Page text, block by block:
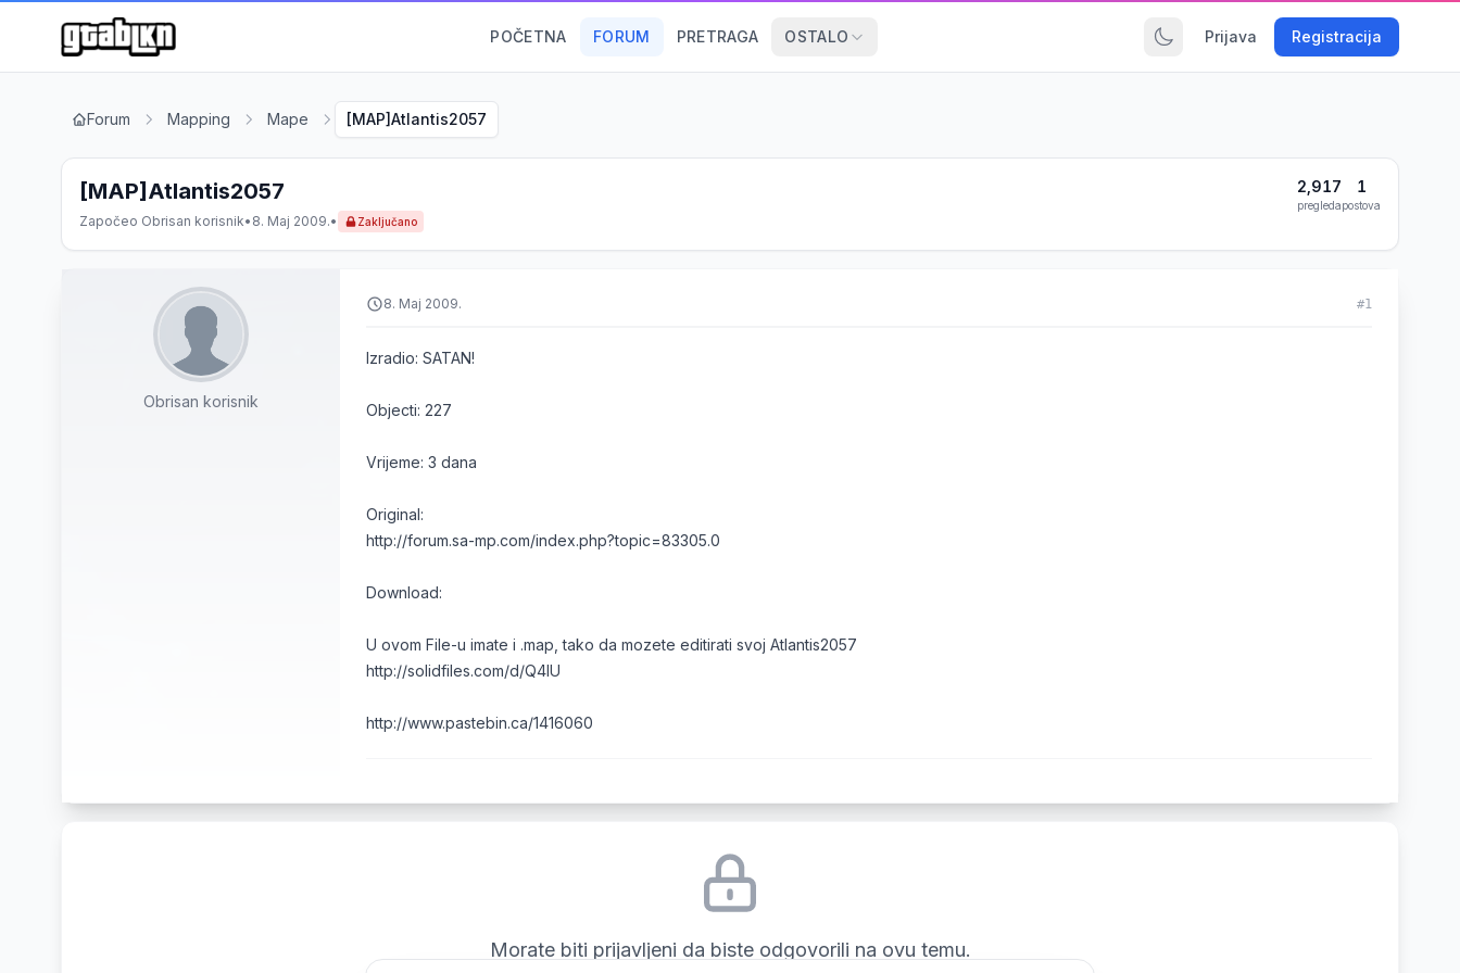
POČETNA FORUM PRETRAGA OSTALO Prijava Registracija
Forum Mapping Mape [MAP]Atlantis2057
[MAP]Atlantis2057
Započeo Obrisan korisnik• 8. Maj 2009.• Zaključano
2,917
pregleda
1
postova
Obrisan korisnik
8. Maj 2009. #1
Izradio: SATAN!
Objecti: 227
Vrijeme: 3 dana
Original:
http://forum.sa-mp.com/index.php?topic=83305.0
Download:
U ovom File-u imate i .map, tako da mozete editirati svoj Atlantis2057
http://solidfiles.com/d/Q4IU
http://www.pastebin.ca/1416060
Morate biti prijavljeni da biste odgovorili na ovu temu.